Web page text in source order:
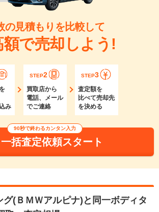
の見積もりを比較して
額で売却しよう!
み
STEP2
買取店から
電話、メール
でご連絡
STEP3
査定額を
比べて売却先
を決める
90秒で終わるカンタン入力
一括査定依頼スタート
グ(ＢＭＷアルピナ)と同一ボディタ